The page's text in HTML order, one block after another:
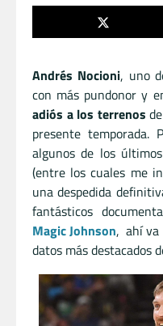
Andrés Nocioni, uno
con más pundonor y
adiós a los terrenos
presente temporada.
algunos de los
(entre los cuales me
una despedida
fantásticos
Magic Johnson, ahí va
datos más destacados